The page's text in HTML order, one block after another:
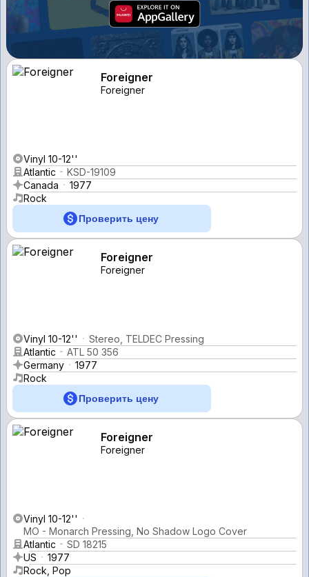
Foreigner
Foreigner
Vinyl 10-12''
Atlantic
KSD-19109
Canada
1977
Rock
Проверить цену
Foreigner
Foreigner
Vinyl 10-12''
Stereo, TELDEC Pressing
Atlantic
ATL 50 356
Germany
1977
Rock
Проверить цену
Foreigner
Foreigner
Vinyl 10-12''
MO - Monarch Pressing, No Shadow Logo Cover
Atlantic
SD 18215
US
1977
Rock, Pop